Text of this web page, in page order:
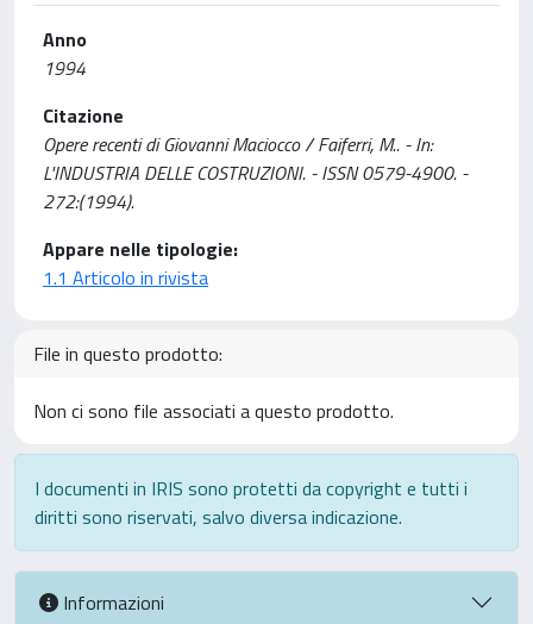
Anno
1994
Citazione
Opere recenti di Giovanni Maciocco / Faiferri, M.. - In:
L'INDUSTRIA DELLE COSTRUZIONI. - ISSN 0579-4900. -
272:(1994).
Appare nelle tipologie:
1.1 Articolo in rivista
File in questo prodotto:
Non ci sono file associati a questo prodotto.
I documenti in IRIS sono protetti da copyright e tutti i
diritti sono riservati, salvo diversa indicazione.
Informazioni